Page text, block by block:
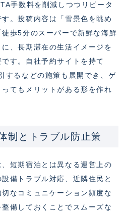
手数料を削減しつつリピータ
。投稿内容は「雪景色を眺め
歩5分のスーパーで新鮮な海鮮
、長期滞在の生活イメージを
す。自社予約サイトを持て
するなどの施策も展開でき、ゲ
てもメリットがある形を作れ
制とトラブル防止策
短期宿泊とは異なる運営上の
備トラブル対応、近隣住民と
なコミュニケーション頻度な
備しておくことでスムーズな